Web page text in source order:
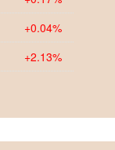
+0.04%
+2.13%